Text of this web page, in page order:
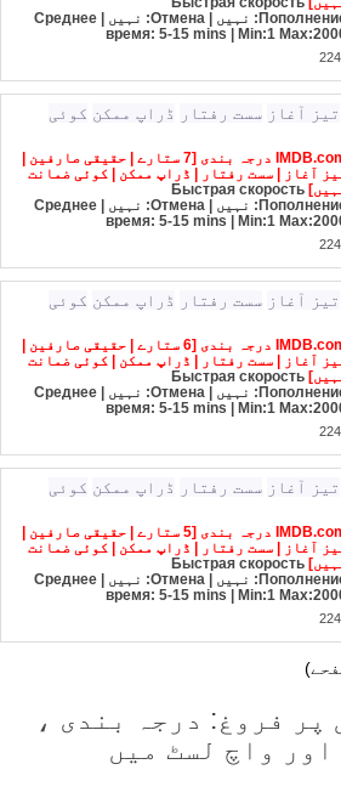
Пополнение: نہیں | Отмена: نہیں | Среднее
время: 5-15 mins
| Min:1
تیز آغاز سست رفتار ڈراپ ممکن کوئی
IMDB.com درجہ بندی [7 ستارے | حقیقی صارفین |
آغاز | سست رفتار | ڈراپ ممکن | کوئی ضمانت
Быстрая скорость
Пополнение: نہیں | Отмена: نہیں | Среднее
время: 5-15 mins
| Min:1
تیز آغاز سست رفتار ڈراپ ممکن کوئی
IMDB.com درجہ بندی [6 ستارے | حقیقی صارفین |
آغاز | سست رفتار | ڈراپ ممکن | کوئی ضمانت
Быстрая скорость
Пополнение: نہیں | Отмена: نہیں | Среднее
время: 5-15 mins
| Min:1
تیز آغاز سست رفتار ڈراپ ممکن کوئی
IMDB.com درجہ بندی [5 ستارے | حقیقی صارفین |
آغاز | سست رفتار | ڈراپ ممکن | کوئی ضمانت
Быстрая скорость
Пополнение: نہیں | Отмена: نہیں | Среднее
время: 5-15 mins
| Min:1
پر فروغ: درجہ بندی ،
واچ لسٹ میں